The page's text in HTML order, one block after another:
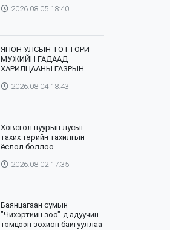
банктай хамтарна
2026.08.05 18:40
ЯПОН УЛСЫН ТОТТОРИ
МУЖИЙН ГАДААД
ХАРИЛЦААНЫ ГАЗРЫН
АЖ АХУЙН СУРГУУЛИЙН
2026.08.04 18:43
Хөвсгөл нуурын лусыг
тахих төрийн тахилгын
ёслол боллоо
2026.08.02 17:35
Баянцагаан сумын
"Чихэртийн зоо"-д адуучин
тэмцээн зохион байгууллаа